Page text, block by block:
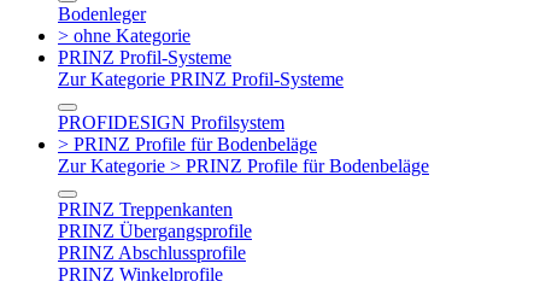
Bodenleger
> ohne Kategorie
PRINZ Profil-Systeme
Zur Kategorie PRINZ Profil-Systeme
PROFIDESIGN Profilsystem
> PRINZ Profile für Bodenbeläge
Zur Kategorie > PRINZ Profile für Bodenbeläge
PRINZ Treppenkanten
PRINZ Übergangsprofile
PRINZ Abschlussprofile
PRINZ Winkelprofile